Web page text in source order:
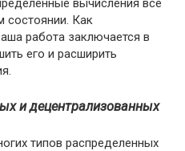
состоянии. Как
работа заключается в
его и расширить
и децентрализованных
типов распределенных